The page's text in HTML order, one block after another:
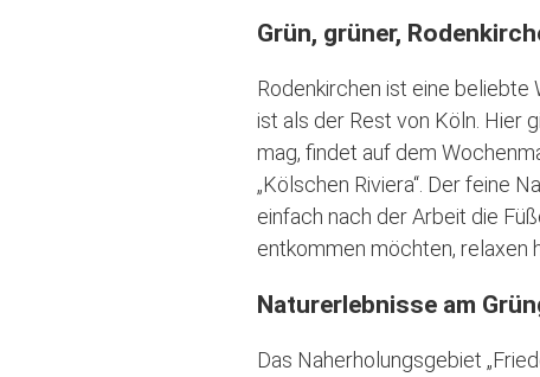
Grün, grüner,
Rodenkirchen ist eine
ist als der Rest von Köln. Hier
mag, findet auf dem
„Kölschen Riviera“. Der feine
einfach nach der Arbeit die
entkommen möchten, relaxen
Naturerlebnisse am
Das Naherholungsgebiet